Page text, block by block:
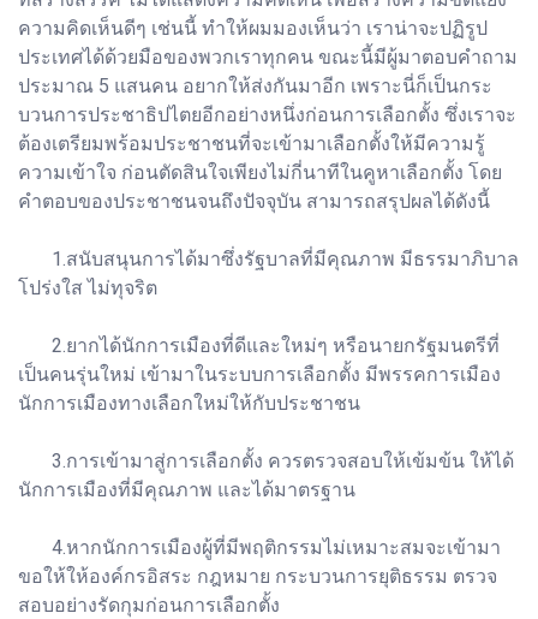
ความคิดเห็นดีๆ เช่นนี้ ทำให้ผมมองเห็นว่า เราน่าจะปฏิรูป
ประเทศได้ด้วยมือของพวกเราทุกคน ขณะนี้มีผู้มาตอบคำถาม
ประมาณ 5 แสนคน อยากให้ส่งกันมาอีก เพราะนี่ก็เป็นกระ
บวนการประชาธิปไตยอีกอย่างหนึ่งก่อนการเลือกตั้ง ซึ่งเราจะ
ต้องเตรียมพร้อมประชาชนที่จะเข้ามาเลือกตั้งให้มีความรู้
ความเข้าใจ ก่อนตัดสินใจเพียงไม่กี่นาทีในคูหาเลือกตั้ง โดย
คำตอบของประชาชนจนถึงปัจจุบัน สามารถสรุปผลได้ดังนี้
1.สนับสนุนการได้มาซึ่งรัฐบาลที่มีคุณภาพ มีธรรมาภิบาล
โปร่งใส ไม่ทุจริต
2.ยากได้นักการเมืองที่ดีและใหม่ๆ หรือนายกรัฐมนตรีที่
เป็นคนรุ่นใหม่ เข้ามาในระบบการเลือกตั้ง มีพรรคการเมือง
นักการเมืองทางเลือกใหม่ให้กับประชาชน
3.การเข้ามาสู่การเลือกตั้ง ควรตรวจสอบให้เข้มข้น ให้ได้
นักการเมืองที่มีคุณภาพ และได้มาตรฐาน
4.หากนักการเมืองผู้ที่มีพฤติกรรมไม่เหมาะสมจะเข้ามา
ขอให้ให้องค์กรอิสระ กฎหมาย กระบวนการยุติธรรม ตรวจ
สอบอย่างรัดกุมก่อนการเลือกตั้ง